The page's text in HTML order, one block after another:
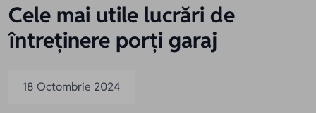
Cele mai utile lucrări de
întreținere porți garaj
18 Octombrie 2024